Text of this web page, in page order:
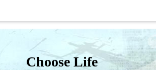
Choose Life